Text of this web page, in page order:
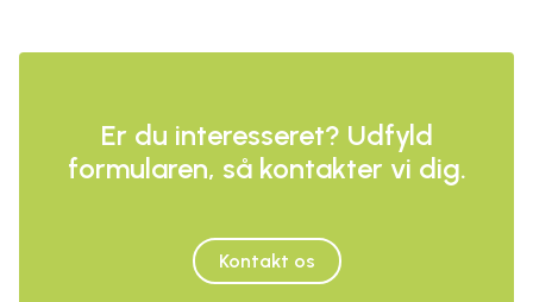
Er du interesseret? Udfyld
formularen, så kontakter vi dig.
Kontakt os